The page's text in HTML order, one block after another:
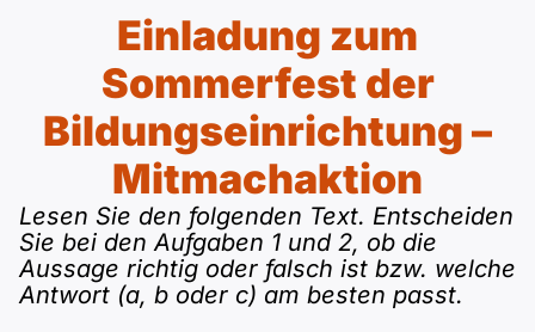
Allgemein
Beruf
telc
Goethe
ÖIF
Deutsch
Englisch
Türkisch
Ukrainisch
Russisch
A1 Allgemein
A1 DTZ
A1 telc
A1 Goethe
A2 Allgemein
A2 DTZ
A2 telc
B1 Allgemein
B1 DTZ
B2
B2 Allgemein
Blog
Einladung zum
Sommerfest der
Bildungseinrichtung –
Mitmachaktion
Lesen Sie den folgenden Text. Entscheiden
Sie bei den Aufgaben 1 und 2, ob die
Aussage richtig oder falsch ist bzw. welche
Antwort (a, b oder c) am besten passt.